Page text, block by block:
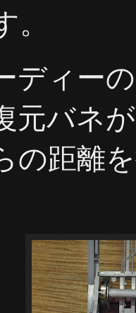
ディー
元バネ
の距離